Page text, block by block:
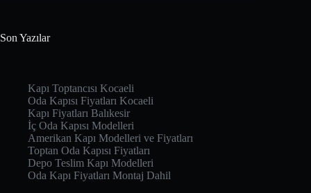
Son Yazılar
Kapı Toptancısı Kocaeli
Oda Kapısı Fiyatları Kocaeli
Kapı Fiyatları Balıkesir
İç Oda Kapısı Modelleri
Amerikan Kapı Modelleri ve Fiyatları
Toptan Oda Kapısı Fiyatları
Depo Teslim Kapı Modelleri
Oda Kapı Fiyatları Montaj Dahil